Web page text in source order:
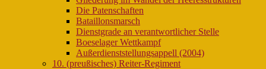
Die Patenschaften
Bataillonsmarsch
Dienstgrade an verantwortlicher Stelle
Boeselager Wettkampf
Außerdienststellungsappell (2004)
10. (preußisches) Reiter-Regiment